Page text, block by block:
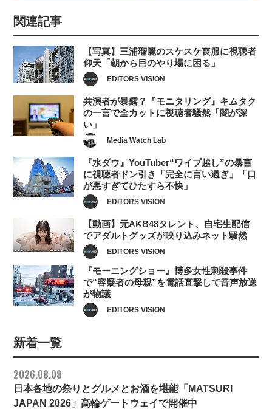
関連記事
【写真】三浦瑠麗のスケスケ喪服に視聴者
仰天「朝から目のやり場に困る」
EDITORS VISION
共演者が暴露？『モニタリング』キムタク
の一言で全カットに視聴者騒然「闇が深
い」
Media Watch Lab
『水ダウ』YouTuber“ワイプ越し”の暴言
に視聴者ドン引き「完全に言い過ぎ」「口
が悪すぎてひたすら不快」
EDITORS VISION
【動画】元AKB48タレント、自宅生配信
でアダルトグッズが映り込みネット騒然
EDITORS VISION
『モーニングショー』博多女性刺殺事件
で“容疑者の母親”を電話直撃して音声放送
が物議
EDITORS VISION
新着一覧
2026.08.08
日本各地の祭りとグルメとお酒を堪能「MATSURI
JAPAN 2026」高輪ゲートウェイで開催中